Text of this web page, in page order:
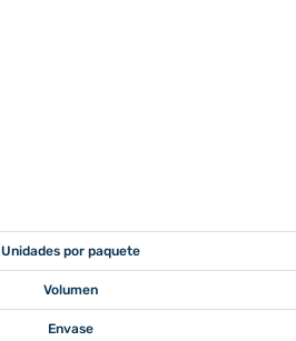
Unidades por paquete
Volumen
Envase